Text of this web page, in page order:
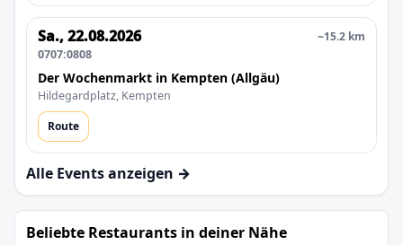
Sa., 22.08.2026
0707:0808
~15.2 km
Der Wochenmarkt in Kempten (Allgäu)
Hildegardplatz, Kempten
Route
Alle Events anzeigen →
Beliebte Restaurants in deiner Nähe